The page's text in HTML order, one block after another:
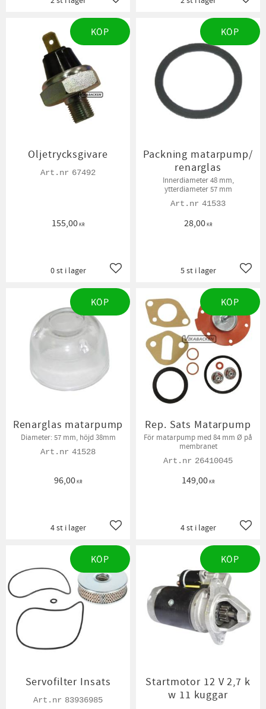
Lägg till i favoriter
Oljetrycksgivare
67492
155,00KR
Lägg till i favoriter
0 st i lager
KÖP
Packning matarpump/
renarglas
Innerdiameter 48 mm,
ytterdiameter 57 mm
41533
28,00KR
5 st i lager
KÖP
Renarglas matarpump
Diameter: 57 mm, höjd 38mm
41528
96,00KR
Lägg till i favoriter
4 st i lager
KÖP
Rep. Sats Matarpump
För matarpump med 84 mm Ø på
membranet
26410045
149,00KR
4 st i lager
KÖP
Servofilter Insats
83936985
KÖP
Startmotor 12 V 2,7 k
w 11 kuggar
KÖP